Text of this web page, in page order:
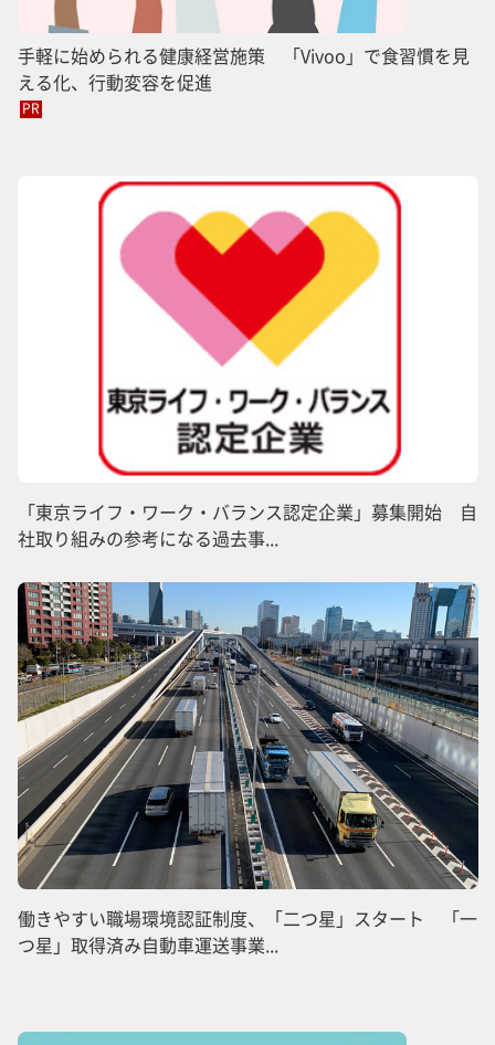
手軽に始められる健康経営施策 「Vivoo」で食習慣を見
える化、行動変容を促進
PR
「東京ライフ・ワーク・バランス認定企業」募集開始 自
社取り組みの参考になる過去事...
働きやすい職場環境認証制度、「二つ星」スタート 「一
つ星」取得済み自動車運送事業...